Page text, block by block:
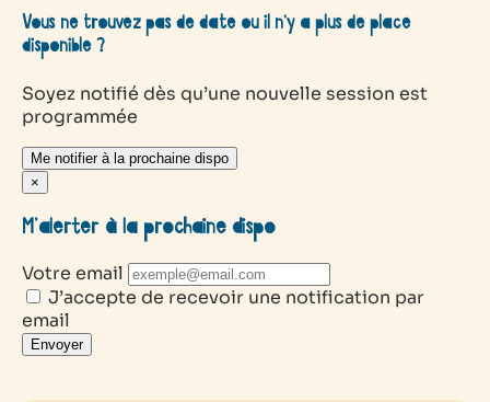
Vous ne trouvez pas de date ou il n’y a plus de place
disponible ?
Soyez notifié dès qu’une nouvelle session est
programmée
Me notifier à la prochaine dispo
×
M’alerter à la prochaine dispo
Votre email
J’accepte de recevoir une notification par
email
Envoyer